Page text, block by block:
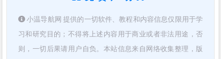
小温导航网 提供的一切软件、教程和内容信息仅限用于学
习和研究目的；不得将上述内容用于商业或者非法用途，否
则，一切后果请用户自负。本站信息来自网络收集整理，版